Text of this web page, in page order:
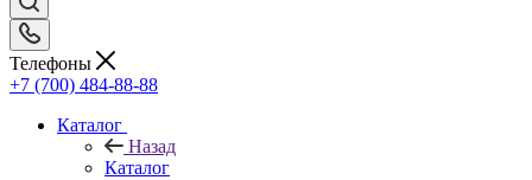
Телефоны
+7 (700) 484-88-88
Каталог
Назад
Каталог